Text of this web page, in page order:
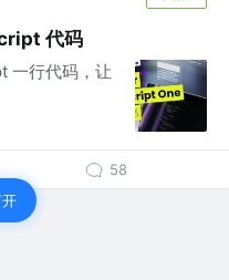
代码
一行代码，让
58